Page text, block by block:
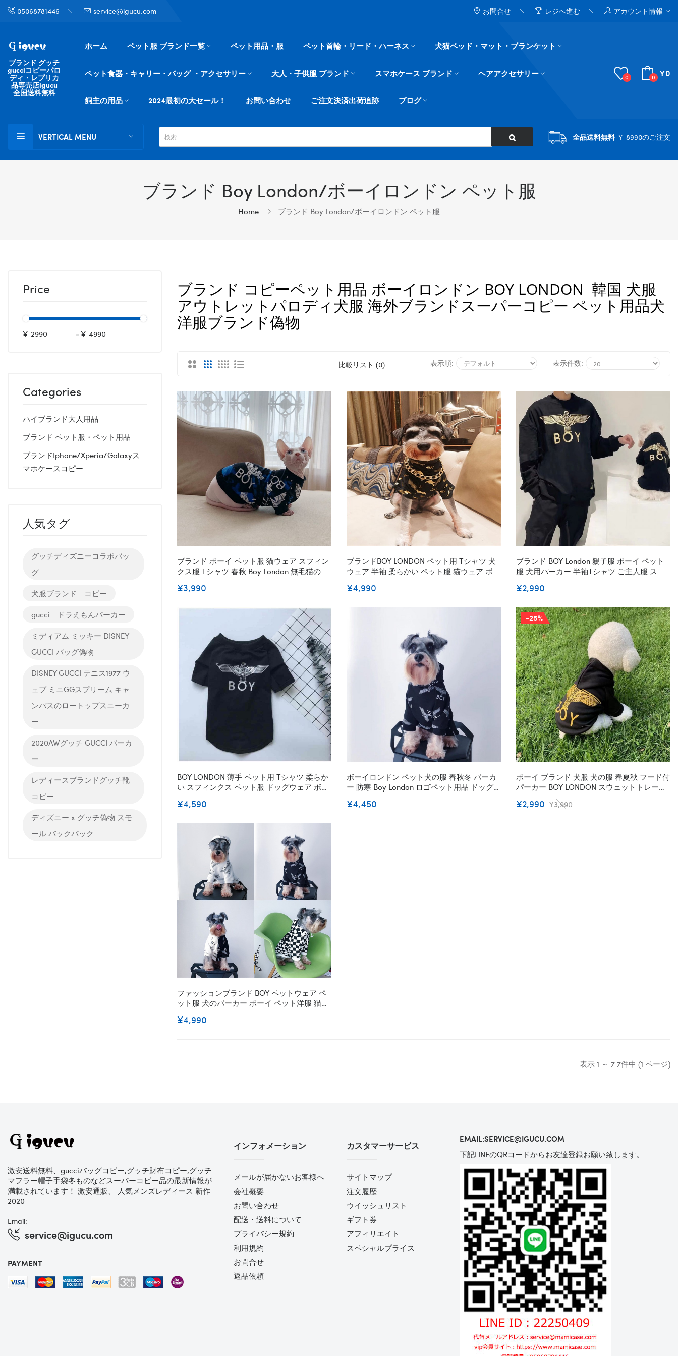
05068781446 service@igucu.com お問合せ レジへ進む アカウント情報
ブランド グッチ
gucciコピーパロ
ディ・レプリカ
品専売店igucu
全国送料無料
ホーム ペット服 ブランド一覧 ペット用品・服 ペット首輪・リード・ハーネス 犬猫ベッド・マット・ブランケット
ペット食器・キャリー・バッグ ・アクセサリー 大人・子供服 ブランド スマホケース ブランド ヘアアクセサリー
飼主の用品 2024最初の大セール！ お問い合わせ ご注文決済出荷追跡 ブログ
0 0 ¥0
VERTICAL MENU 全品送料無料￥ 8990のご注文
ブランド Boy London/ボーイロンドン ペット服
Home ブランド Boy London/ボーイロンドン ペット服
Price
¥ -¥
Categories
ハイブランド大人用品
ブランド ペット服・ペット用品
ブランドiphone/xperia/galaxyス
マホケースコピー
人気タグ
グッチディズニーコラボバッ
グ
犬服ブランド コピー
gucci ドラえもんパーカー
ミディアム ミッキー DISNEY
GUCCI バッグ偽物
DISNEY GUCCI テニス1977 ウ
ェブ ミニGGスプリーム キャ
ンバスのロートップスニーカ
ー
2020AWグッチ GUCCI パーカ
ー
レディースブランドグッチ靴
コピー
ディズニー x グッチ偽物 スモ
ール バックパック
ブランド コピーペット用品 ボーイロンドン BOY LONDON 韓国 犬服
アウトレットパロディ犬服 海外ブランドスーパーコピー ペット用品犬
洋服ブランド偽物
比較リスト (0) 表示順: 表示件数:
ブランド ボーイ ペット服 猫ウェア スフィン
クス服 Tシャツ 春秋 Boy London 無毛猫の中
っこいい 暖かい 中綿入り ボタン式 着脱安い
¥3,990
ブランドBOY LONDON ペット用 Tシャツ 犬
ウェア 半袖 柔らかい ペット服 猫ウェア ボー
保護 個性的 愛犬愛猫グッズ 日よけ服 S M L
¥4,990
ブランド BOY London 親子服 ボーイ ペット
服 犬用パーカー 半袖tシャツ ご主人服 スウ
柄 ペット洋服 ペアルック かわいい お出かけ
¥2,990
BOY LONDON 薄手 ペット用 Tシャツ 柔らか
い スフィンクス ペット服 ドッグウェア ボー
コイイ 防寒 個性的 愛犬愛猫グッズ コピー
¥4,590
ボーイロンドン ペット犬の服 春秋冬 パーカ
ー 防寒 Boy London ロゴペット用品 ドッグウ
人気 白 黒 可愛い
¥4,450
-25%
ボーイ ブランド 犬服 犬の服 春夏秋 フード付
パーカー BOY LONDON スウェットトレーナ
ー スウェットパーカー 防寒 暖かい ワンコ服
猫服 かっこいい 流行り ファッション XS~2XL
¥2,990 ¥3,990
ファッションブランド BOY ペットウェア ペ
ット服 犬のパーカー ボーイ ペット洋服 猫服
服 防寒 裏起毛 暖かい 両足 犬服ペット 長袖
¥4,990
表示 1 ～ 7 7件中 (1 ページ)
激安送料無料、gucciバッグコピー,グッチ財布コピー,グッチ
マフラー帽子手袋冬ものなどスーパーコピー品の最新情報が
満載されています！ 激安通販、 人気メンズレディース 新作
2020
Email:
service@igucu.com
PAYMENT
インフォメーション
メールが届かないお客様へ
会社概要
お問い合わせ
配送・送料について
プライバシー規約
利用規約
お問合せ
返品依頼
カスタマーサービス
サイトマップ
注文履歴
ウイッシュリスト
ギフト券
アフィリエイト
スペシャルプライス
EMAIL:SERVICE@IGUCU.COM
下記LINEのQRコードからお友達登録お願い致します。